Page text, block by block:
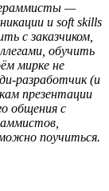
—
и soft skills
с заказчиком,
обучить
мирке не
разработчик (и
презентации
общения с
поучиться.